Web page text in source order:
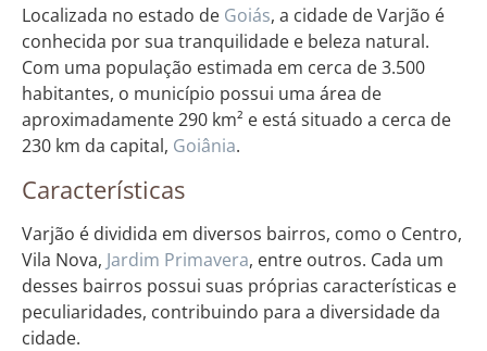
Localizada no estado de Goiás, a cidade de Varjão é
conhecida por sua tranquilidade e beleza natural.
Com uma população estimada em cerca de 3.500
habitantes, o município possui uma área de
aproximadamente 290 km² e está situado a cerca de
230 km da capital, Goiânia.
Características
Varjão é dividida em diversos bairros, como o Centro,
Vila Nova, Jardim Primavera, entre outros. Cada um
desses bairros possui suas próprias características e
peculiaridades, contribuindo para a diversidade da
cidade.